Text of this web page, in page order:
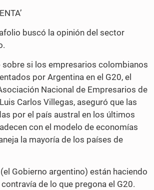
buscó la opinión del sector
si los empresarios colombianos
por Argentina en el G20, el
Nacional de Empresarios de
Carlos Villegas, aseguró que las
por el país austral en los últimos
con el modelo de economías
la mayoría de los países de
Gobierno argentino) están haciendo
de lo que pregona el G20.